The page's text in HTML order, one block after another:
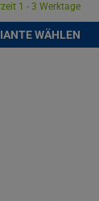
1 - 3 Werktage
WÄHLEN